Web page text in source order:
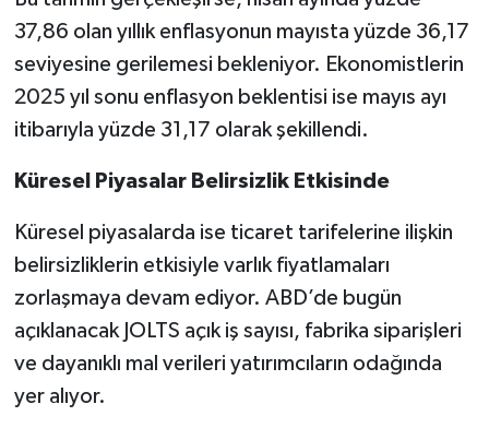
37,86 olan yıllık enflasyonun mayısta yüzde 36,17
seviyesine gerilemesi bekleniyor. Ekonomistlerin
2025 yıl sonu enflasyon beklentisi ise mayıs ayı
itibarıyla yüzde 31,17 olarak şekillendi.
Küresel Piyasalar Belirsizlik Etkisinde
Küresel piyasalarda ise ticaret tarifelerine ilişkin
belirsizliklerin etkisiyle varlık fiyatlamaları
zorlaşmaya devam ediyor. ABD’de bugün
açıklanacak JOLTS açık iş sayısı, fabrika siparişleri
ve dayanıklı mal verileri yatırımcıların odağında
yer alıyor.